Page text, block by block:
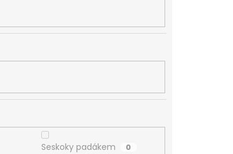
Seskoky padákem 0